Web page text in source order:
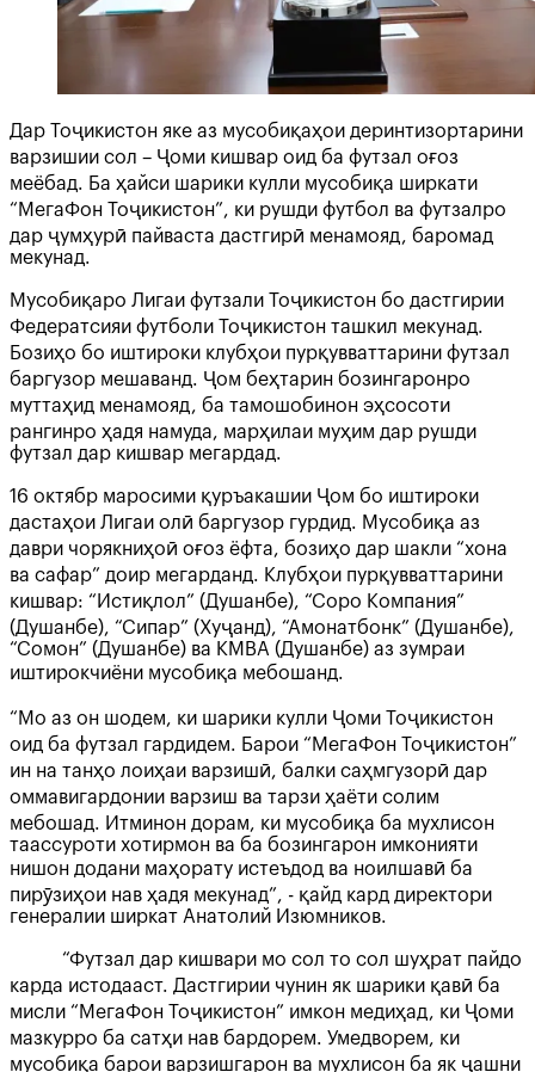
Дар Тоҷикистон яке аз мусобиқаҳои деринтизортарини
варзишии сол – Ҷоми кишвар оид ба футзал оғоз
меёбад. Ба ҳайси шарики кулли мусобиқа ширкати
“МегаФон Тоҷикистон”, ки рушди футбол ва футзалро
дар ҷумҳурӣ пайваста дастгирӣ менамояд, баромад
мекунад.
Мусобиқаро Лигаи футзали Тоҷикистон бо дастгирии
Федератсияи футболи Тоҷикистон ташкил мекунад.
Бозиҳо бо иштироки клубҳои пурқувваттарини футзал
баргузор мешаванд. Ҷом беҳтарин бозингаронро
муттаҳид менамояд, ба тамошобинон эҳсосоти
рангинро ҳадя намуда, марҳилаи муҳим дар рушди
футзал дар кишвар мегардад.
16 октябр маросими қуръакашии Ҷом бо иштироки
дастаҳои Лигаи олӣ баргузор гурдид. Мусобиқа аз
даври чорякниҳоӣ оғоз ёфта, бозиҳо дар шакли “хона
ва сафар” доир мегарданд. Клубҳои пурқувваттарини
кишвар: “Истиқлол” (Душанбе), “Соро Компания”
(Душанбе), “Сипар” (Хуҷанд), “Амонатбонк” (Душанбе),
“Сомон” (Душанбе) ва КМВА (Душанбе) аз зумраи
иштирокчиёни мусобиқа мебошанд.
“Мо аз он шодем, ки шарики кулли Ҷоми Тоҷикистон
оид ба футзал гардидем. Барои “МегаФон Тоҷикистон”
ин на танҳо лоиҳаи варзишӣ, балки саҳмгузорӣ дар
оммавигардонии варзиш ва тарзи ҳаёти солим
мебошад. Итминон дорам, ки мусобиқа ба мухлисон
таассуроти хотирмон ва ба бозингарон имконияти
нишон додани маҳорату истеъдод ва ноилшавӣ ба
пирӯзиҳои нав ҳадя мекунад”, - қайд кард директори
генералии ширкат Анатолий Изюмников.
“Футзал дар кишвари мо сол то сол шуҳрат пайдо
карда истодааст. Дастгирии чунин як шарики қавӣ ба
мисли “МегаФон Тоҷикистон” имкон медиҳад, ки Ҷоми
мазкурро ба сатҳи нав бардорем. Умедворем, ки
мусобиқа барои варзишгарон ва мухлисон ба як ҷашни